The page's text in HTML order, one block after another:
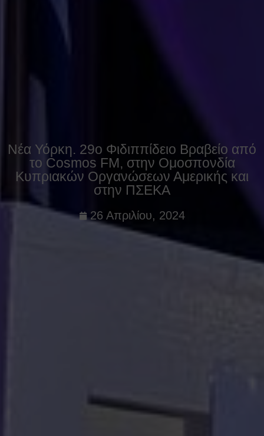
Νέα Υόρκη. 29ο Φιδιππίδειο Bραβείο από
το Cosmos FM, στην Ομοσπονδία
Κυπριακών Οργανώσεων Αμερικής και
στην ΠΣΕΚΑ
26 Απριλίου, 2024